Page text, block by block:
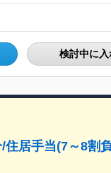
検討中に入
居手当(7～8割